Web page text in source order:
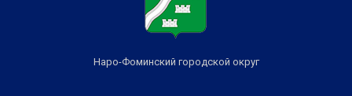
Наро-Фоминский городской округ